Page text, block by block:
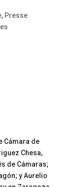
, Presse